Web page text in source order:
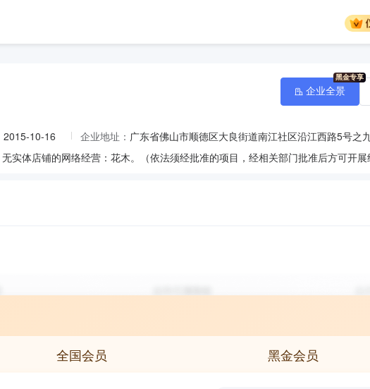
2015-10-16 企业地址： 广东省佛山市顺德区大良街道南江社区沿江西路5号之
企业全景
全国会员 黑金会员